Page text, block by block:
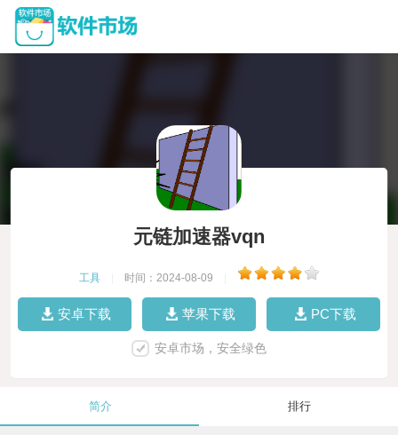
元链加速器vqn
工具 时间：2024-08-09
安卓下载 苹果下载 PC下载
安卓市场，安全绿色
简介 排行